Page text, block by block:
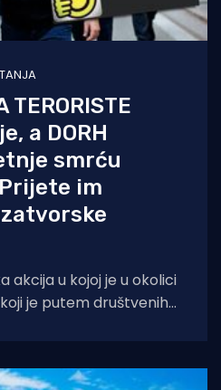
TERORISTE
a DORH
smrću
im
akcija u kojoj je u okolici
je putem društvenih